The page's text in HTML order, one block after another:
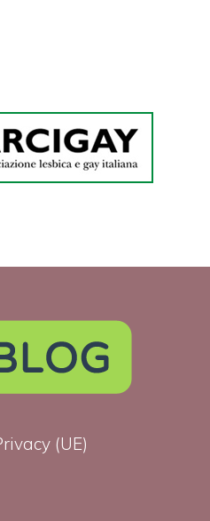
(UE)